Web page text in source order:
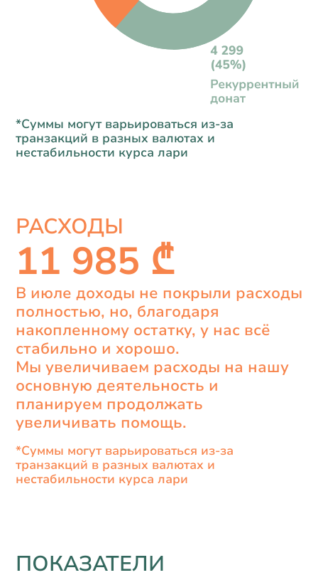
*Суммы могут варьироваться из-за
транзакций в разных валютах и
нестабильности курса лари
РАСХОДЫ
11 985 ₾
В июле доходы не покрыли расходы
полностью, но, благодаря
накопленному остатку, у нас всё
стабильно и хорошо.
Мы увеличиваем расходы на нашу
основную деятельность и
планируем продолжать
увеличивать помощь.
*Суммы могут варьироваться из-за
транзакций в разных валютах и
нестабильности курса лари
ПОКАЗАТЕЛИ